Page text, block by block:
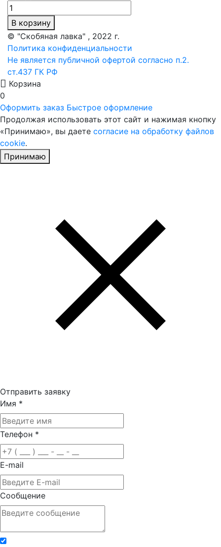
В корзину
© "Скобяная лавка" , 2022 г.
Политика конфиденциальности
Не является публичной офертой согласно п.2.
ст.437 ГК РФ
Корзина
0
Оформить заказ Быстрое оформление
Продолжая использовать этот сайт и нажимая кнопку
«Принимаю», вы даете согласие на обработку файлов
cookie.
Принимаю
Отправить заявку
Имя *
Телефон *
E-mail
Сообщение